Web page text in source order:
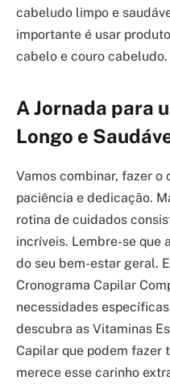
cabeludo limpo e
importante é usar
cabelo e couro cabeludo.
A Jornada para
Longo e
Vamos combinar, fazer
paciência e dedicação.
rotina de cuidados
incríveis. Lembre-se que
do seu bem-estar geral.
Cronograma Capilar
necessidades
descubra as Vitaminas
Capilar que podem fazer
merece esse carinho